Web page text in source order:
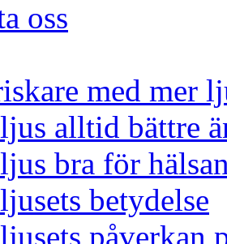
oss
med mer
alltid bättre
bra för
betydelse
påverkan